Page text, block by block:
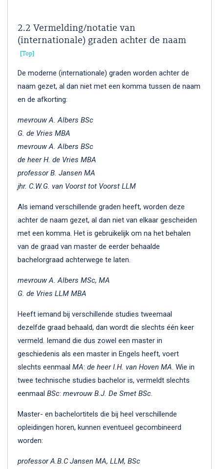
2.2 Vermelding/notatie van
(internationale) graden achter de naam
Top
De moderne (internationale) graden worden achter de
naam gezet, al dan niet met een komma tussen de naam
en de afkorting:
mevrouw A. Albers BSc
G. de Vries MBA
mevrouw A. Albers BSc
de heer H. de Vries MBA
professor B. Jansen MA
jhr. C.W.G. van Voorst tot Voorst LLM
Als iemand verschillende graden heeft, worden deze
achter de naam gezet, al dan niet van elkaar gescheiden
met een komma. Het is gebruikelijk om na het behalen
van de graad van master de eerder behaalde
bachelorgraad achterwege te laten.
mevrouw A. Albers MSc, MA
G. de Vries LLM MBA
Heeft iemand bij verschillende studies tweemaal
dezelfde graad behaald, dan wordt die slechts één keer
vermeld. Iemand die dus zowel een master in
geschiedenis als een master in Engels heeft, voert
slechts eenmaal MA: de heer I.H. van Hoven MA. Wie in
twee technische studies bachelor is, vermeldt slechts
eenmaal BSc: mevrouw B.J. De Smet BSc.
Master- en bachelortitels die bij heel verschillende
opleidingen horen, kunnen eventueel gecombineerd
worden:
professor A.B.C Jansen MA, LLM, BSc